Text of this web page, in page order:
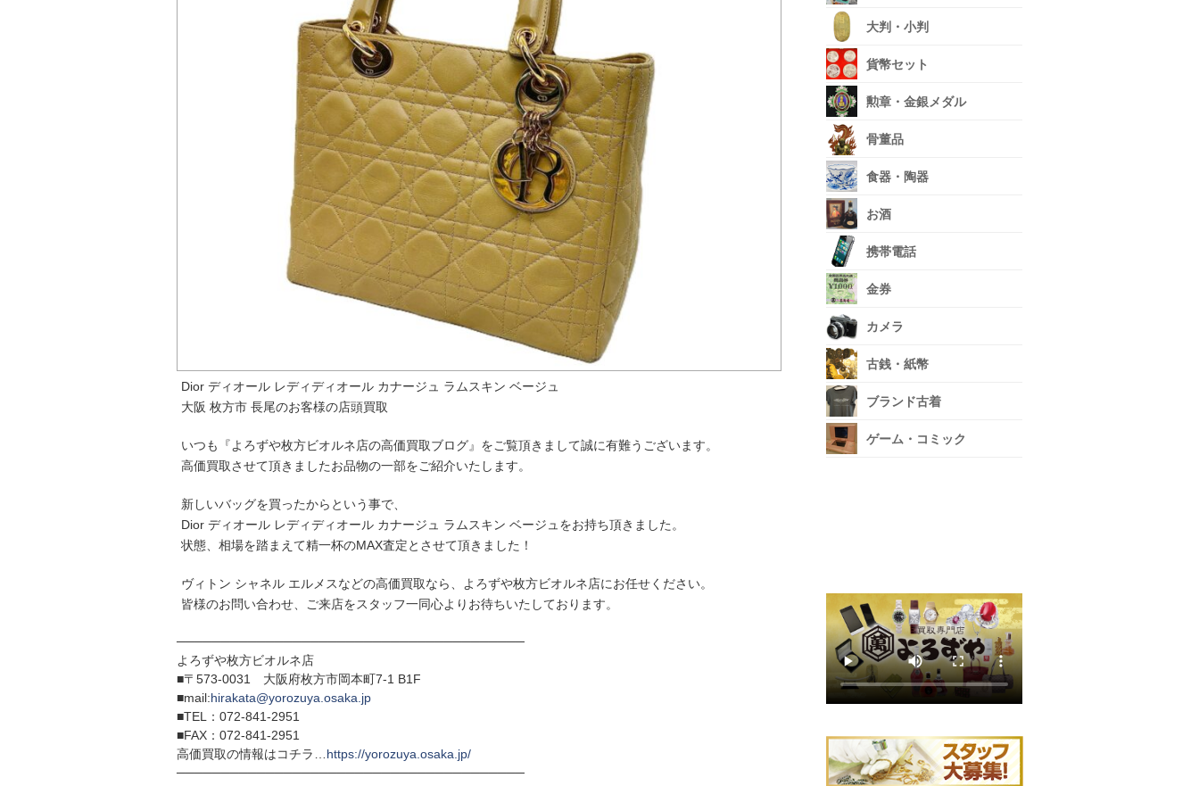
Dior ディオール レディディオール カナージュ ラムスキン ベージュ
大阪 枚方市 長尾のお客様の店頭買取
いつも『よろずや枚方ビオルネ店の高価買取ブログ』をご覧頂きまして誠に有難うございます。
高価買取させて頂きましたお品物の一部をご紹介いたします。
新しいバッグを買ったからという事で、
Dior ディオール レディディオール カナージュ ラムスキン ベージュをお持ち頂きました。
状態、相場を踏まえて精一杯のMAX査定とさせて頂きました！
ヴィトン シャネル エルメスなどの高価買取なら、よろずや枚方ビオルネ店にお任せください。
皆様のお問い合わせ、ご来店をスタッフ一同心よりお待ちいたしております。
───────────────────────────────────────
よろずや枚方ビオルネ店
■〒573-0031 大阪府枚方市岡本町7-1 B1F
■mail:hirakata@yorozuya.osaka.jp
■TEL：072-841-2951
■FAX：072-841-2951
高価買取の情報はコチラ…https://yorozuya.osaka.jp/
───────────────────────────────────────
大判・小判
貨幣セット
勲章・金銀メダル
骨董品
食器・陶器
お酒
携帯電話
金券
カメラ
古銭・紙幣
ブランド古着
ゲーム・コミック